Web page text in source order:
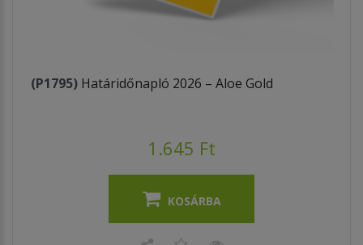
(P1795) Határidőnapló 2026 – Aloe Gold
1.645 Ft
KOSÁRBA